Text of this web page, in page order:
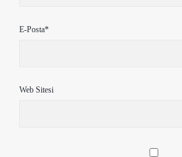
E-Posta*
Web Sitesi